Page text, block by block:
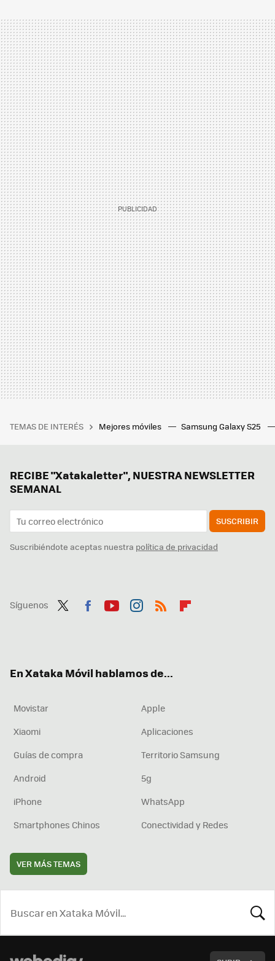
TEMAS DE INTERÉS Mejores móviles Samsung Galaxy S25
RECIBE "Xatakaletter", NUESTRA NEWSLETTER
SEMANAL
SUSCRIBIR
Suscribiéndote aceptas nuestra política de privacidad
Síguenos
En Xataka Móvil hablamos de...
Movistar
Apple
Xiaomi
Aplicaciones
Guías de compra
Territorio Samsung
Android
5g
iPhone
WhatsApp
Smartphones Chinos
Conectividad y Redes
VER MÁS TEMAS